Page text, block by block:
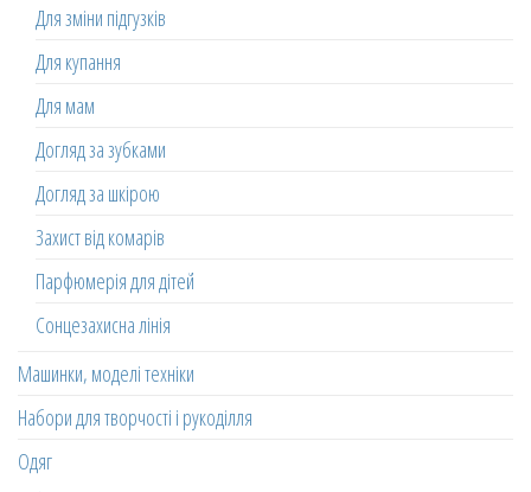
Для зміни підгузків
Для купання
Для мам
Догляд за зубками
Догляд за шкірою
Захист від комарів
Парфюмерія для дітей
Сонцезахисна лінія
Машинки, моделі техніки
Набори для творчості і рукоділля
Одяг